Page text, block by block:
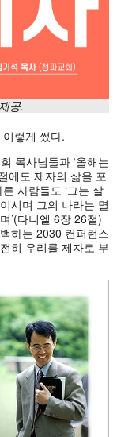
공.
렇게 썼다.
목사님들과 ‘올해는
에도 제자의 삶을 포
사람들도 ‘그는 살
시며 그의 나라는 멸
’(다니엘 6장 26절)
하는 2030 컨퍼런스
히 우리를 제자로 부